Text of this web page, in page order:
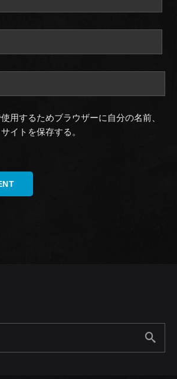
用するためブラウザーに自分の名前、
イトを保存する。